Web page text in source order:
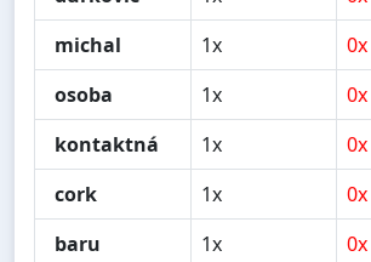
michal
1x 0x
osoba
1x 0x
kontaktná
1x 0x
cork
1x 0x
baru
1x 0x